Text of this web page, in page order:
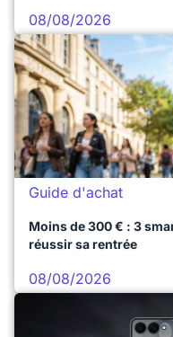
08/08/2026
Guide d'achat
Moins de 300 € : 3
réussir sa rentrée
08/08/2026